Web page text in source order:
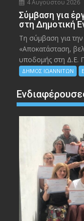
4 Αυγούστου 2026
Σύμβαση για
στη Δημοτική
Τη σύμβαση για
«Αποκατάσταση,
υποδομής στη Δ.Ε.
ΔΗΜΟΣ ΙΩΑΝΝΙΤΩΝ